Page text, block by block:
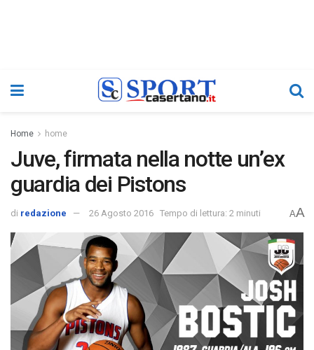
Home home
Juve, firmata nella notte un’ex
guardia dei Pistons
di redazione 26 Agosto 2016 Tempo di lettura: 2 minuti AA